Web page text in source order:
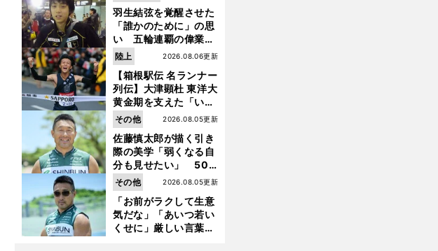
羽生結弦を覚醒させた
「誰かのために」の思
い 五輪連覇の偉業へ
の道のり
新
【箱根駅伝 名ランナー
列伝】大津顕杜 東洋大
黄金期を支えた「いぶ
し銀」の存在 最後は同
期の設楽兄弟も受賞で
きなかった金栗杯に輝
く
2026.08.06更新
陸上
佐藤慎太郎が描く引き
際の美学「弱くなる自
分も見せたい」 50
代の競輪人生に影響を
与える伏見俊昭の死に
も言及
2026.08.05更新
その他
「お前がラクして生意
気だな」「あいつ若い
くせに」厳しい言葉を
2026.08.05更新
その他